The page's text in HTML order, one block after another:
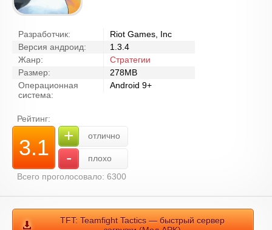
Разработчик:
Riot Games, Inc
Версия андроид:
1.3.4
Жанр:
Стратегии
Размер:
278MB
Операционная
система:
Android 9+
Рейтинг:
3.1 + отлично
-
плохо
Всего проголосовало: 6300
TFT: Teamfight Tactics — быстрый сервер